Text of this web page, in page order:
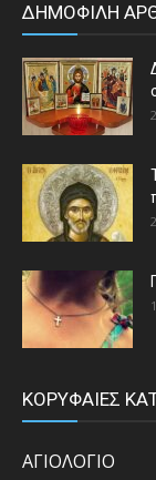
ΔΗΜΟΦΙΛΗ
ΚΟΡΥΦΑΙΕΣ
ΑΓΙΟΛΟΓΙΟ